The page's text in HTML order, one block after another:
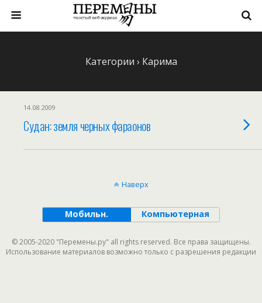
Категории › Карима
14.08.2009
Судан: земля черных фараонов
Наверх
Мобильн. Компьютерная
© 2005-2020 "Перемены.ру" all rights reserved. Все права защищены.
Использование материалов возможно только с разрешения редакции